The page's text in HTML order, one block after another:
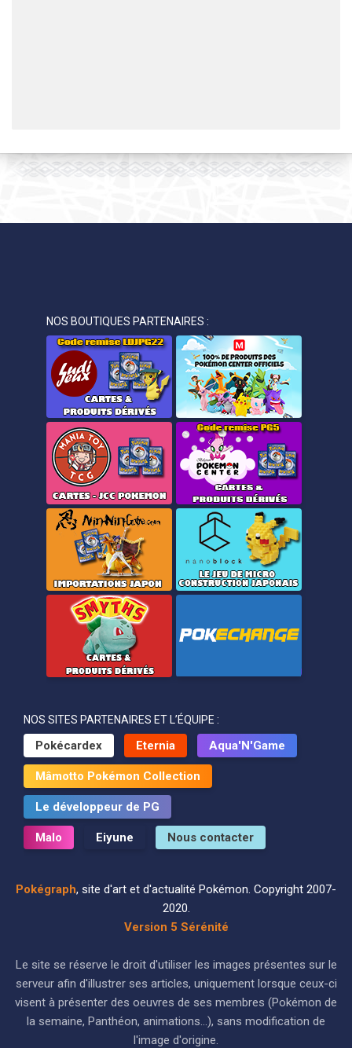
NOS BOUTIQUES PARTENAIRES :
NOS SITES PARTENAIRES ET L’ÉQUIPE :
Pokécardex Eternia Aqua'N'Game
Mâmotto Pokémon Collection
Le développeur de PG
Malo Eiyune Nous contacter
Pokégraph, site d'art et d'actualité Pokémon. Copyright 2007-
2020.
Version 5 Sérénité
Le site se réserve le droit d'utiliser les images présentes sur le
serveur afin d'illustrer ses articles, uniquement lorsque ceux-ci
visent à présenter des oeuvres de ses membres (Pokémon de
la semaine, Panthéon, animations...), sans modification de
l'image d'origine.